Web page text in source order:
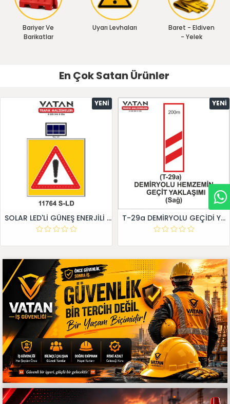
Bariyer Ve
Barikatlar
Uyarı Levhaları
Baret - Eldiven
- Yelek
En Çok Satan Ürünler
YENI
SOLAR LED'Lİ GÜNEŞ ENERJİLİ LEVHA
YENI
T-29a DEMİRYOLU GEÇİDİ YAKLAŞIM LEVHALARI (Sağ)